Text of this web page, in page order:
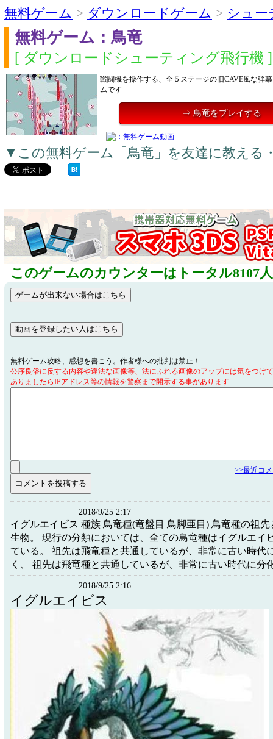
無料ゲーム > ダウンロードゲーム > シュー
無料ゲーム：鳥竜
[ ダウンロードシューティング飛行機 ]
戦闘機を操作する、全５ステージの旧CAVE風な弾
ムです
⇒ 鳥竜をプレイする
▼この無料ゲーム「鳥竜」を友達に教える
このゲームのカウンターはトータル8107
無料ゲーム攻略、感想を書こう。作者様への批判は禁止！
公序良俗に反する内容や違法な画像等、法にふれる画像のアップには気をつけ
ありましたらIPアドレス等の情報を警察まで開示する事があります
>>最近コ
2018/9/25 2:17
イグルエイビス 種族 鳥竜種(竜盤目 鳥脚亜目) 鳥竜種の祖
生物。 現行の分類においては、全ての鳥竜種はイグルエイ
ている。 祖先は飛竜種と共通しているが、非常に古い時代
く、 祖先は飛竜種と共通しているが、非常に古い時代に分
2018/9/25 2:16
イグルエイビス